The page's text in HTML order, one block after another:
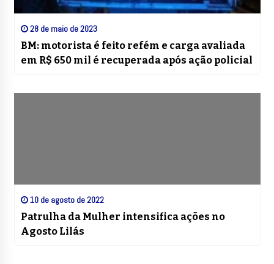
28 de maio de 2023
BM: motorista é feito refém e carga avaliada
em R$ 650 mil é recuperada após ação policial
10 de agosto de 2022
Patrulha da Mulher intensifica ações no
Agosto Lilás